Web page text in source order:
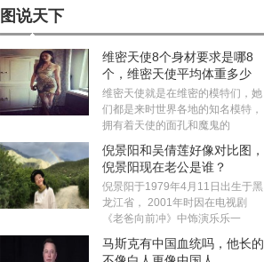
图说天下
维密天使8个身材要求是哪8
个，维密天使平均体重多少
斤？
维密天使就是在维密的模特们，她
们都是来时世界各地的知名模特，
拥有着天使的面孔和魔鬼的
倪景阳和吴倩莲好像对比图，
倪景阳现在老公是谁？
倪景阳于1979年4月11日出生于黑
龙江省， 2001年时因在电视剧
《老爸向前冲》中饰演乐乐一
马斯克有中国血统吗，他长的